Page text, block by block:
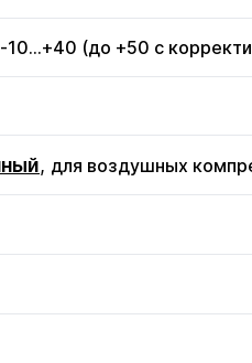
-10...+40 (до +50 с
, для воздушных